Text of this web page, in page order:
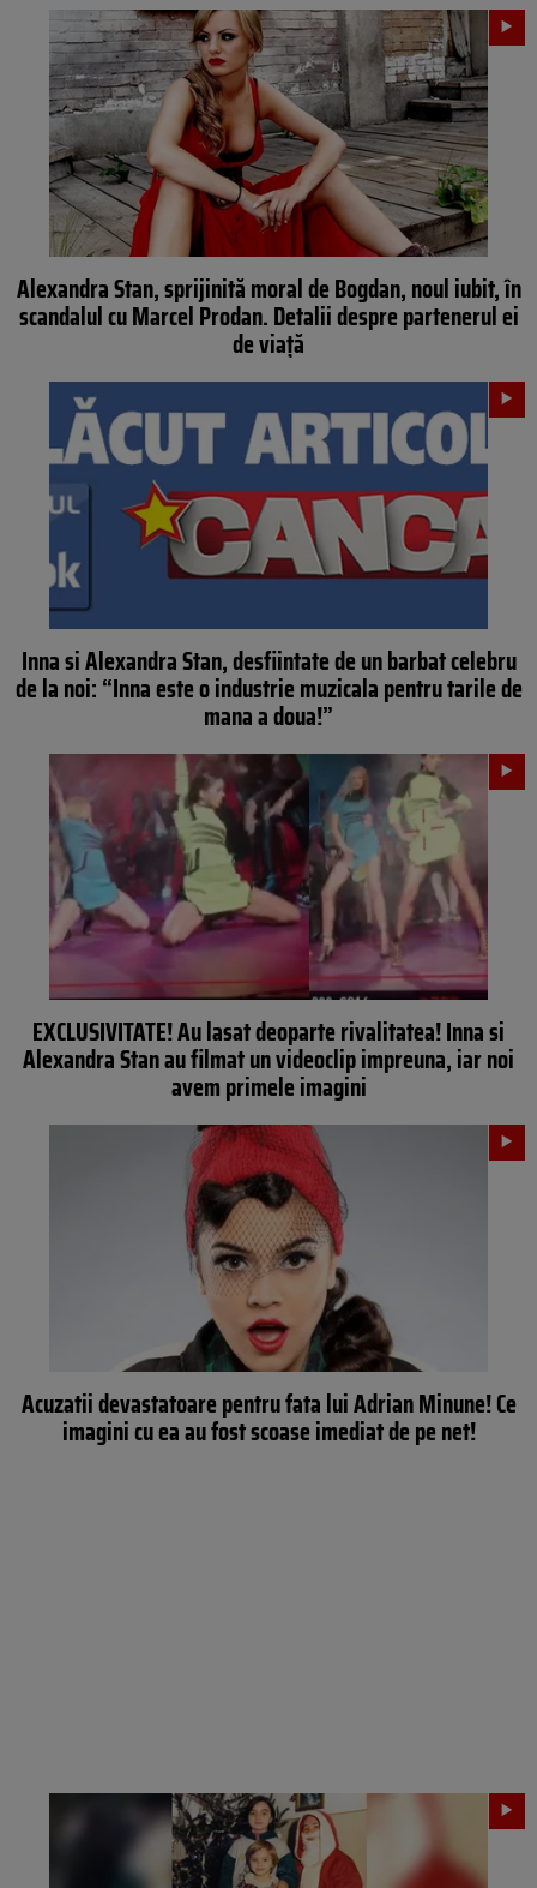
Alexandra Stan, sprijinită moral de Bogdan, noul iubit, în
scandalul cu Marcel Prodan. Detalii despre partenerul ei
de viaţă
Inna si Alexandra Stan, desfiintate de un barbat celebru
de la noi: “Inna este o industrie muzicala pentru tarile de
mana a doua!”
EXCLUSIVITATE! Au lasat deoparte rivalitatea! Inna si
Alexandra Stan au filmat un videoclip impreuna, iar noi
avem primele imagini
Acuzatii devastatoare pentru fata lui Adrian Minune! Ce
imagini cu ea au fost scoase imediat de pe net!